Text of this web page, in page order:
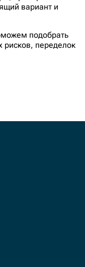
вариант и
подобрать
рисков, переделок